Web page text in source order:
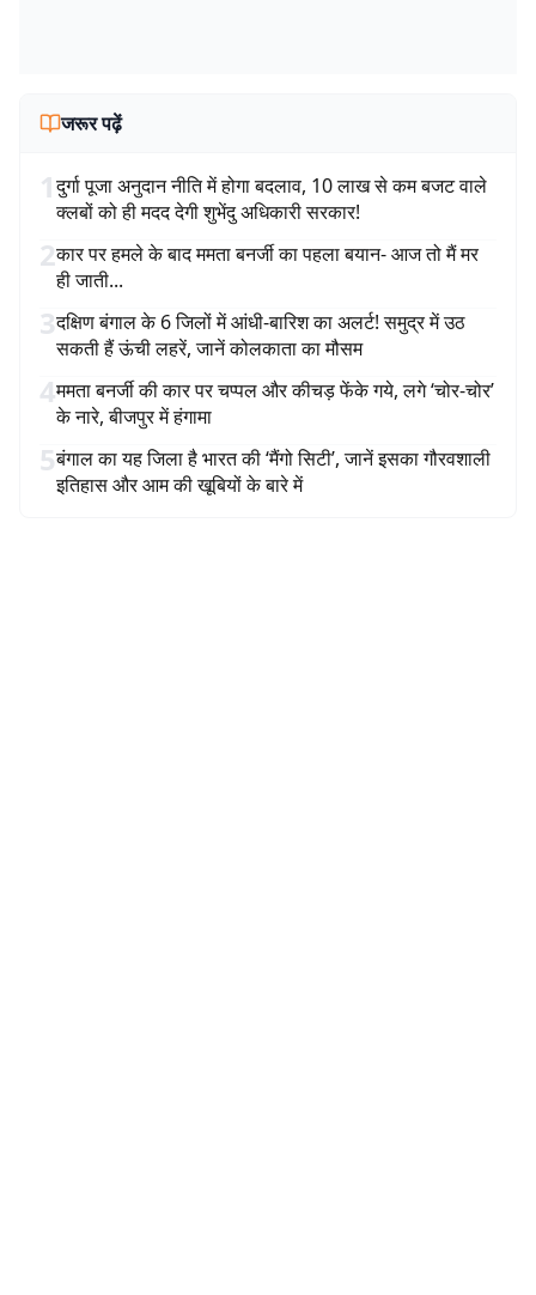
जरूर पढ़ें
1दुर्गा पूजा अनुदान नीति में होगा बदलाव, 10 लाख से कम बजट वाले
क्लबों को ही मदद देगी शुभेंदु अधिकारी सरकार!
2कार पर हमले के बाद ममता बनर्जी का पहला बयान- आज तो मैं मर
ही जाती...
3दक्षिण बंगाल के 6 जिलों में आंधी-बारिश का अलर्ट! समुद्र में उठ
सकती हैं ऊंची लहरें, जानें कोलकाता का मौसम
4ममता बनर्जी की कार पर चप्पल और कीचड़ फेंके गये, लगे ‘चोर-चोर’
के नारे, बीजपुर में हंगामा
5बंगाल का यह जिला है भारत की ‘मैंगो सिटी’, जानें इसका गौरवशाली
इतिहास और आम की खूबियों के बारे में